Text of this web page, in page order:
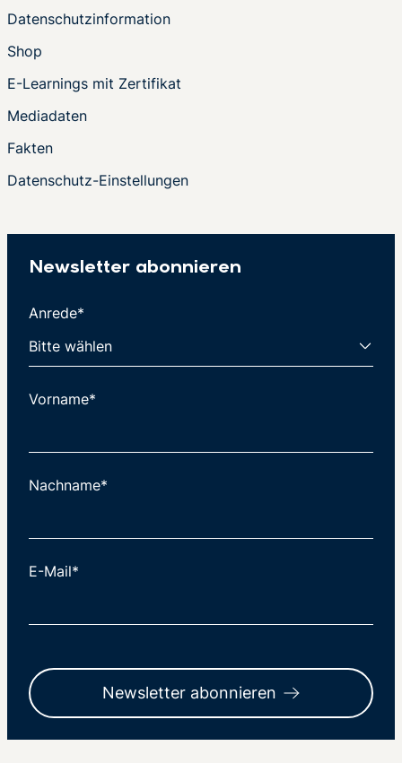
Datenschutzinformation
Shop
E-Learnings mit Zertifikat
Mediadaten
Fakten
Datenschutz-Einstellungen
Newsletter abonnieren
Anrede*
Vorname*
Nachname*
E-Mail*
Newsletter abonnieren